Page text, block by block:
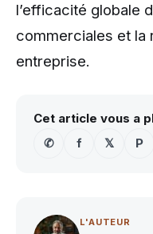
l’efficacité globale
commerciales et la
entreprise.
Cet article vous a
✆
f 𝕏 P
L'AUTEUR